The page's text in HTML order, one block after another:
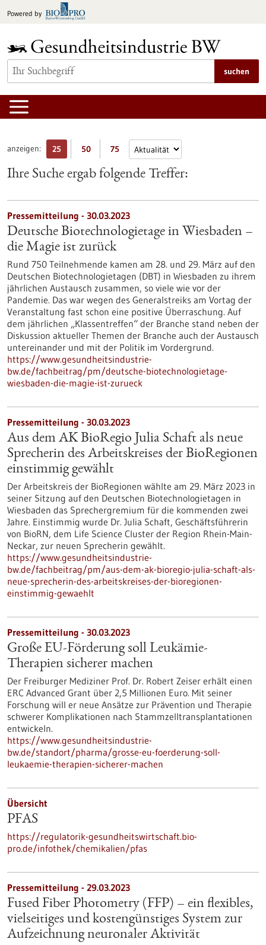
Inhalt
Powered by
suchen
anzeigen: 25 50 75
Ihre Suche ergab folgende Treffer:
Pressemitteilung - 30.03.2023
Deutsche Biotechnologietage in Wiesbaden –
die Magie ist zurück
Rund 750 Teilnehmende kamen am 28. und 29. März auf den
Deutschen Biotechnologietagen (DBT) in Wiesbaden zu ihrem
jährlichen Austausch zusammen, so viele wie vor der
Pandemie. Das war wegen des Generalstreiks am Vortag der
Veranstaltung fast schon eine positive Überraschung. Auf
dem jährlichen „Klassentreffen“ der Branche stand neben der
Diskussion aktueller Themen der Branche auch der Austausch
untereinander und mit der Politik im Vordergrund.
https://www.gesundheitsindustrie-
bw.de/fachbeitrag/pm/deutsche-biotechnologietage-
wiesbaden-die-magie-ist-zurueck
Pressemitteilung - 30.03.2023
Aus dem AK BioRegio Julia Schaft als neue
Sprecherin des Arbeitskreises der BioRegionen
einstimmig gewählt
Der Arbeitskreis der BioRegionen wählte am 29. März 2023 in
seiner Sitzung auf den Deutschen Biotechnologietagen in
Wiesbaden das Sprechergremium für die kommenden zwei
Jahre. Einstimmig wurde Dr. Julia Schaft, Geschäftsführerin
von BioRN, dem Life Science Cluster der Region Rhein-Main-
Neckar, zur neuen Sprecherin gewählt.
https://www.gesundheitsindustrie-
bw.de/fachbeitrag/pm/aus-dem-ak-bioregio-julia-schaft-als-
neue-sprecherin-des-arbeitskreises-der-bioregionen-
einstimmig-gewaehlt
Pressemitteilung - 30.03.2023
Große EU-Förderung soll Leukämie-
Therapien sicherer machen
Der Freiburger Mediziner Prof. Dr. Robert Zeiser erhält einen
ERC Advanced Grant über 2,5 Millionen Euro. Mit seiner
Forschung will er neue Ansätze zur Prävention und Therapie
schwerer Komplikationen nach Stammzelltransplantationen
entwickeln.
https://www.gesundheitsindustrie-
bw.de/standort/pharma/grosse-eu-foerderung-soll-
leukaemie-therapien-sicherer-machen
Übersicht
PFAS
https://regulatorik-gesundheitswirtschaft.bio-
pro.de/infothek/chemikalien/pfas
Pressemitteilung - 29.03.2023
Fused Fiber Photometry (FFP) – ein flexibles,
vielseitiges und kostengünstiges System zur
Aufzeichnung neuronaler Aktivität